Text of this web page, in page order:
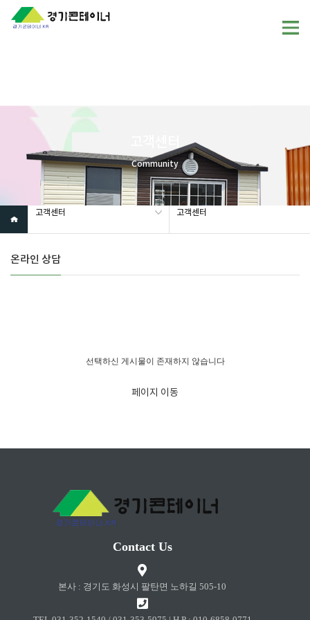
Warning: mysql_fetch_array(): supplied argument is not a valid
MySQL result resource in
/home/gunggictr/gungboard/view.php
Community
고객센터 고객센터
온라인 상담
선택하신 게시물이 존재하지 않습니다
페이지 이동
Contact Us
본사 : 경기도 화성시 팔탄면 노하길 505-10